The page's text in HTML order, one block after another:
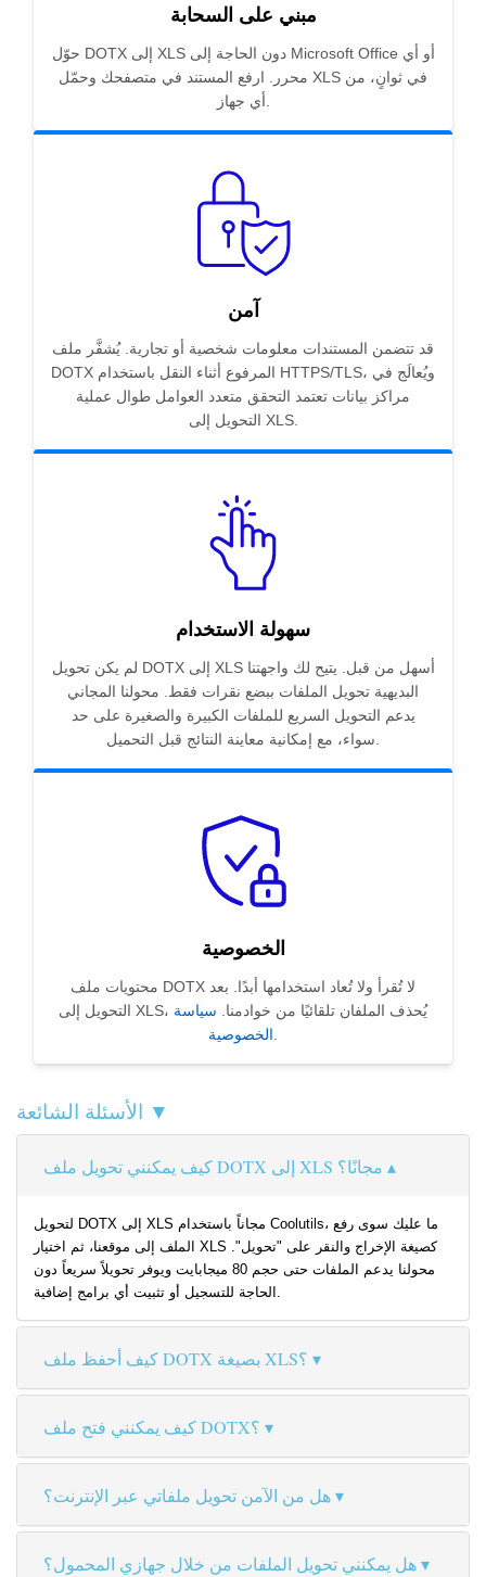
مبني على السحابة
حوّل DOTX إلى XLS دون الحاجة إلى Microsoft Office أو أي
محرر. ارفع المستند في متصفحك وحمّل XLS في ثوانٍ، من
أي جهاز.
آمن
قد تتضمن المستندات معلومات شخصية أو تجارية. يُشفَّر ملف
DOTX المرفوع أثناء النقل باستخدام HTTPS/TLS، ويُعالَج في
مراكز بيانات تعتمد التحقق متعدد العوامل طوال عملية
التحويل إلى XLS.
سهولة الاستخدام
لم يكن تحويل DOTX إلى XLS أسهل من قبل. يتيح لك واجهتنا
البديهية تحويل الملفات ببضع نقرات فقط. محولنا المجاني
يدعم التحويل السريع للملفات الكبيرة والصغيرة على حد
سواء، مع إمكانية معاينة النتائج قبل التحميل.
الخصوصية
محتويات ملف DOTX لا تُقرأ ولا تُعاد استخدامها أبدًا. بعد
التحويل إلى XLS، يُحذف الملفان تلقائيًا من خوادمنا. سياسة
الخصوصية.
الأسئلة الشائعة ▼
كيف يمكنني تحويل ملف DOTX إلى XLS مجانًا؟
لتحويل DOTX إلى XLS مجاناً باستخدام Coolutils، ما عليك سوى رفع
الملف إلى موقعنا، ثم اختيار XLS كصيغة الإخراج والنقر على "تحويل".
محولنا يدعم الملفات حتى حجم 80 ميجابايت ويوفر تحويلاً سريعاً دون
الحاجة للتسجيل أو تثبيت أي برامج إضافية.
كيف أحفظ ملف DOTX بصيغة XLS؟
كيف يمكنني فتح ملف DOTX؟
هل من الآمن تحويل ملفاتي عبر الإنترنت؟
هل يمكنني تحويل الملفات من خلال جهازي المحمول؟